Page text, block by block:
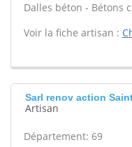
Dalles béton - Bétons
Voir la fiche artisan :
Sarl renov action
Artisan
Département: 69